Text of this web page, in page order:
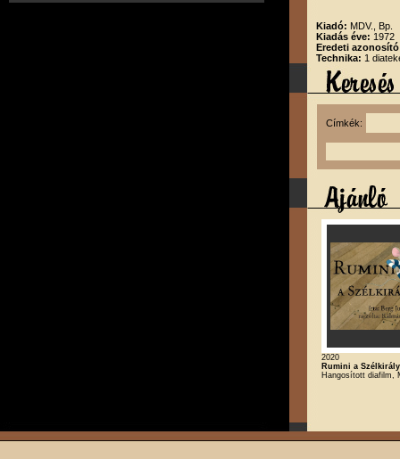
Kiadó: MDV., Bp.
Kiadás éve: 1972
Eredeti
Technika: 1
Címkék:
2020
Rumini a
Hangosított diafilm,